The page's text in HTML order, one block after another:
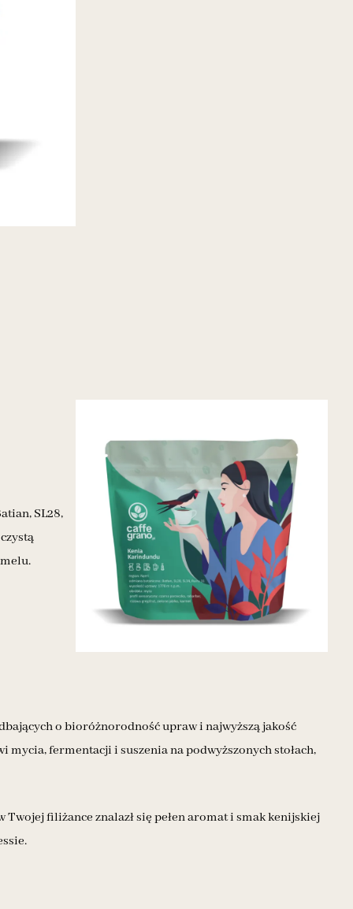
SL28,
o bioróżnorodność upraw i najwyższą jakość
fermentacji i suszenia na podwyższonych stołach,
filiżance znalazł się pełen aromat i smak kenijskiej